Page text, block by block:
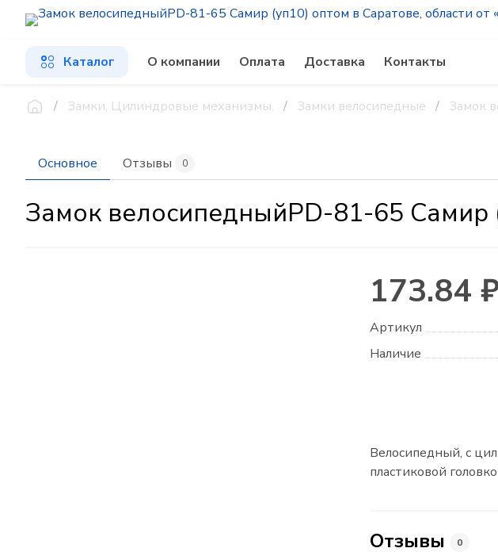
Каталог
О компании Оплата Доставка Контакты
Замки, Цилиндровые механизмы. Замки велосипедные Замок
Основное Отзывы 0
Замок велосипедныйPD-81-65 Самир
173.84
Артикул
Наличие
Велосипедный, с
пластиковой
Отзывы 0